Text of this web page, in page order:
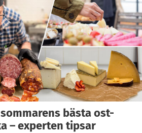
bästa ost-
– experten tipsar